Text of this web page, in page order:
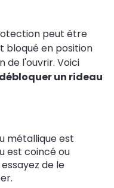
peut être
bloqué en position
de l'ouvrir. Voici
débloquer un rideau
métallique est
est coincé ou
de le